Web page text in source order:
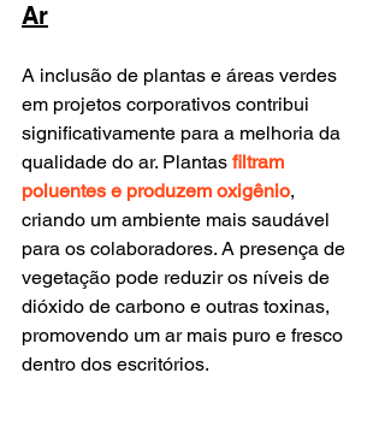
Ar
A inclusão de plantas e áreas verdes
em projetos corporativos contribui
significativamente para a melhoria da
qualidade do ar. Plantas filtram
poluentes e produzem oxigênio,
criando um ambiente mais saudável
para os colaboradores. A presença de
vegetação pode reduzir os níveis de
dióxido de carbono e outras toxinas,
promovendo um ar mais puro e fresco
dentro dos escritórios.